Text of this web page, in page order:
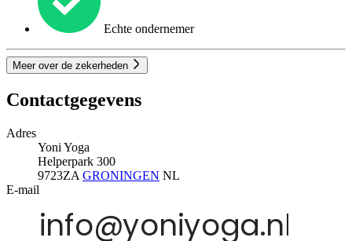
Echte ondernemer
Meer over de zekerheden
Contactgegevens
Adres
Yoni Yoga
Helperpark 300
9723ZA GRONINGEN NL
E-mail